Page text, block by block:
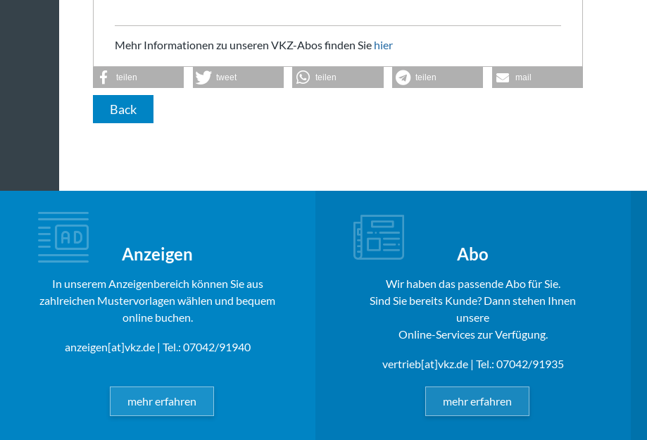
Mehr Informationen zu unseren VKZ-Abos finden Sie hier
teilen tweet teilen teilen mail
Back
Anzeigen
In unserem Anzeigenbereich können Sie aus
zahlreichen Mustervorlagen wählen und bequem
online buchen.
anzeigen[at]vkz.de| Tel.: 07042/91940
mehr erfahren
Abo
Wir haben das passende Abo für Sie.
Sind Sie bereits Kunde? Dann stehen Ihnen
unsere
Online-Services zur Verfügung.
vertrieb[at]vkz.de| Tel.: 07042/91935
mehr erfahren